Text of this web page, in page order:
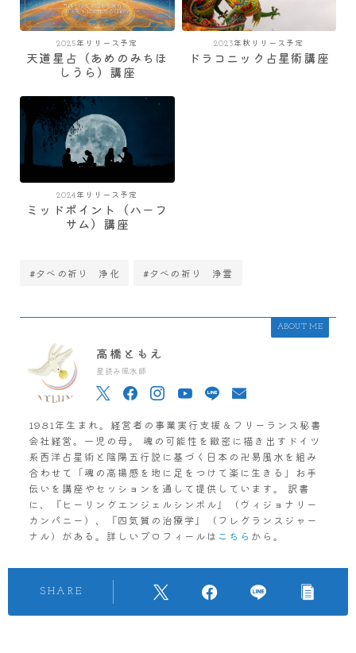
2025年リリース予定
天道星占（あめのみちほ
しうら）講座
2023年秋リリース予定
ドラコニック占星術講座
2024年リリース予定
ミッドポイント（ハーフ
サム）講座
#夕べの祈り 浄化 #夕べの祈り 浄霊
ABOUT ME
高橋ともえ
星読み風水師
1981年生まれ。経営者の事業実行支援＆フリーランス秘書
会社経営。一児の母。 魂の可能性を緻密に描き出すドイツ
系西洋占星術と陰陽五行説に基づく日本の卍易風水を組み
合わせて「魂の高揚感を地に足をつけて楽に生きる」お手
伝いを講座やセッションを通して提供しています。 訳書
に、『ヒーリングエンジェルシンボル』（ヴィジョナリー
カンパニー）、『四気質の治療学』（フレグランスジャー
ナル）がある。詳しいプロフィールは こちら から。
SHARE